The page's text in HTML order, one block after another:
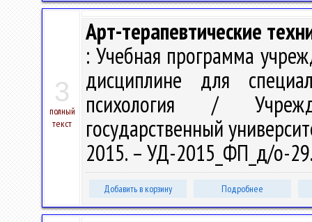
3
полный
текст
Арт-терапевтические
: Учебная программа
дисциплине для
психология /
государственный
2015. – УД-2015_ФП_д/о-
Добавить в корзину Подробнее